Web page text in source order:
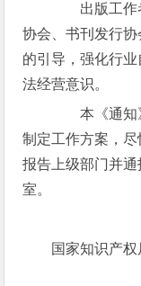
出版工作者
协会、书刊发行
的引导，强化行
法经营意识。
本《通知》
制定工作方案，
报告上级部门并通
室。
国家知识产权